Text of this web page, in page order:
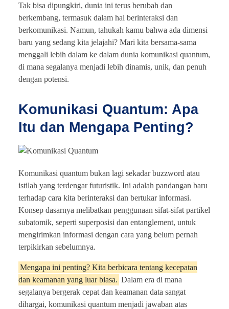
Tak bisa dipungkiri, dunia ini terus berubah dan
berkembang, termasuk dalam hal berinteraksi dan
berkomunikasi. Namun, tahukah kamu bahwa ada dimensi
baru yang sedang kita jelajahi? Mari kita bersama-sama
menggali lebih dalam ke dalam dunia komunikasi quantum,
di mana segalanya menjadi lebih dinamis, unik, dan penuh
dengan potensi.
Komunikasi Quantum: Apa
Itu dan Mengapa Penting?
Komunikasi quantum bukan lagi sekadar buzzword atau
istilah yang terdengar futuristik. Ini adalah pandangan baru
terhadap cara kita berinteraksi dan bertukar informasi.
Konsep dasarnya melibatkan penggunaan sifat-sifat partikel
subatomik, seperti superposisi dan entanglement, untuk
mengirimkan informasi dengan cara yang belum pernah
terpikirkan sebelumnya.
Mengapa ini penting? Kita berbicara tentang kecepatan
dan keamanan yang luar biasa. Dalam era di mana
segalanya bergerak cepat dan keamanan data sangat
dihargai, komunikasi quantum menjadi jawaban atas